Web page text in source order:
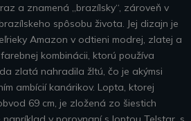
a znamená „brazílsky“, zároveň v
spôsobu života. Jej dizajn je
Amazon v odtieni modrej, zlatej a
kombinácii, ktorú používa
zlatá nahradila žltú, čo je akýmsi
ambícií kanárikov. Lopta, ktorej
69 cm, je zložená zo šiestich